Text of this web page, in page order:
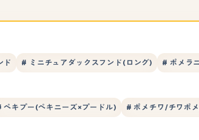
ド # ミニチュアダックスフンド(ロング) # ポメラ
ペキプー(ペキニーズ×プードル) # ポメチワ/チワポ